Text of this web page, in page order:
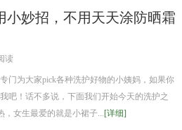
小妙招，不用天天涂防晒霜
读
门为大家pick各种洗护好物的小姨妈，如果你
吧！话不多说，下面我们开始今天的洗护之
，女生最爱的就是小裙子...[详细]